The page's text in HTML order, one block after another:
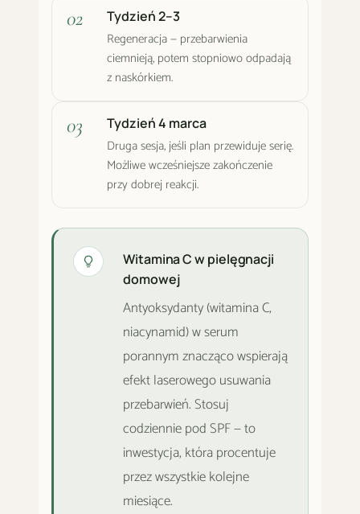
Tydzień 2–3
Regeneracja — przebarwienia
ciemnieją, potem stopniowo odpadają
z naskórkiem.
Tydzień 4 marca
Druga sesja, jeśli plan przewiduje serię.
Możliwe wcześniejsze zakończenie
przy dobrej reakcji.
Witamina C w pielęgnacji
domowej
Antyoksydanty (witamina C,
niacynamid) w serum
porannym znacząco wspierają
efekt laserowego usuwania
przebarwień. Stosuj
codziennie pod SPF — to
inwestycja, która procentuje
przez wszystkie kolejne
miesiące.